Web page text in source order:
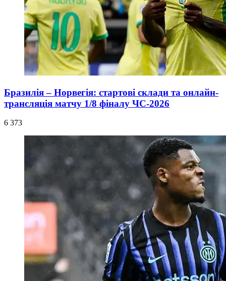
Бразилія – Норвегія: стартові склади та онлайн-
трансляція матчу 1/8 фіналу ЧС-2026
6 373